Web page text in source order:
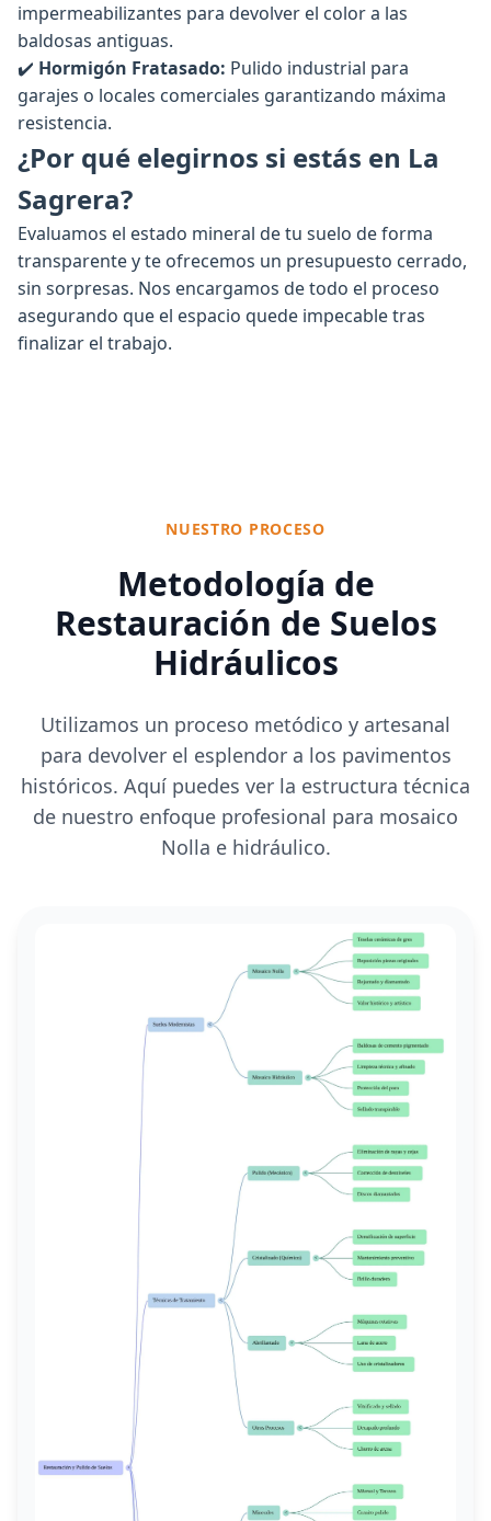
impermeabilizantes para devolver el color a las
baldosas antiguas.
✔️ Hormigón Fratasado: Pulido industrial para
garajes o locales comerciales garantizando máxima
resistencia.
¿Por qué elegirnos si estás en La
Sagrera?
Evaluamos el estado mineral de tu suelo de forma
transparente y te ofrecemos un presupuesto cerrado,
sin sorpresas. Nos encargamos de todo el proceso
asegurando que el espacio quede impecable tras
finalizar el trabajo.
NUESTRO PROCESO
Metodología de
Restauración de Suelos
Hidráulicos
Utilizamos un proceso metódico y artesanal
para devolver el esplendor a los pavimentos
históricos. Aquí puedes ver la estructura técnica
de nuestro enfoque profesional para mosaico
Nolla e hidráulico.